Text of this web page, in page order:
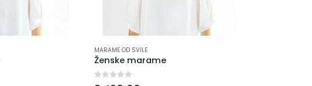
MARAME OD SVILE
Ženske marame
0 out of 5